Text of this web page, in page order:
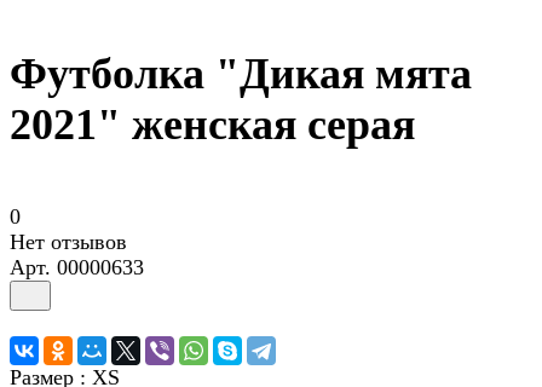
Футболка "Дикая мята
2021" женская серая
0
Нет отзывов
Арт. 00000633
Размер : XS